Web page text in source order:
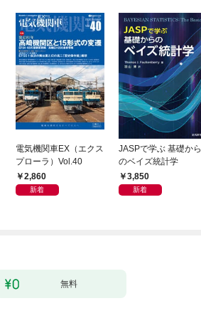
電気機関車EX（エクス
プローラ）Vol.40
2,860
新着
JASPで学ぶ 基礎から
のベイズ統計学
3,850
新着
無料